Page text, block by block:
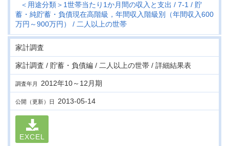
＜用途分類＞1世帯当たり1か月間の収入と支出 7-1
貯
蓄・純貯蓄・負債現在高階級，年間収入階級別（年間収入600
万円～900万円）
二人以上の世帯
家計調査
家計調査 / 貯蓄・負債編 / 二人以上の世帯 / 詳細結果表
調査年月 2012年10～12月期
公開（更新）日 2013-05-14
EXCEL